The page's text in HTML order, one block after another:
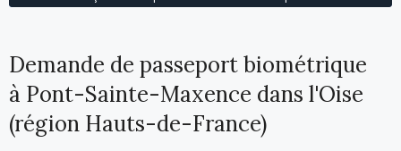
Demande de passeport biométrique
à Pont-Sainte-Maxence dans l'Oise
(région Hauts-de-France)